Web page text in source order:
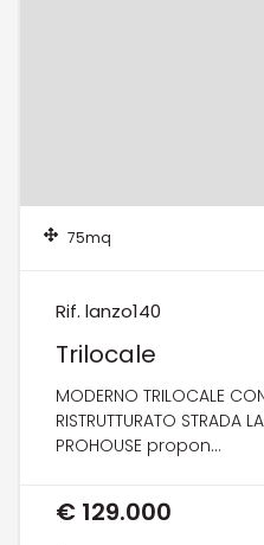
75mq
Rif. lanzo140
Trilocale
MODERNO TRILOCALE
RISTRUTTURATO STRADA
PROHOUSE propon...
€ 129.000